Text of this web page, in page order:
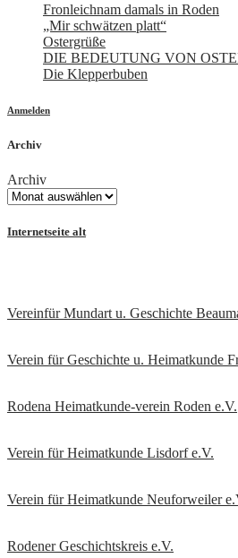
Fronleichnam damals in Roden
„Mir schwätzen platt“
Ostergrüße
DIE BEDEUTUNG VON
Die Klepperbuben
Anmelden
Archiv
Archiv
Internetseite alt
Vereinfür Mundart u. Geschichte
Verein für Geschichte u. Heimatkunde
Rodena Heimatkunde-verein Roden e.V.
Verein für Heimatkunde Lisdorf e.V.
Verein für Heimatkunde Neuforweiler
Rodener Geschichtskreis e.V.